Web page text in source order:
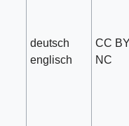
deutsch
englisch
CC
NC